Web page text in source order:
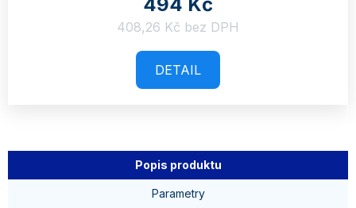
408,26 Kč bez DPH
DETAIL
Popis produktu
Parametry